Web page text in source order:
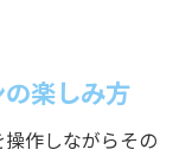
要性
楽しみ方
作しながらその